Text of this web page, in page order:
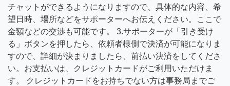
チャットができるようになりますので、具体的な内容、希
望日時、場所などをサポーターへお伝えください。ここで
金額などの交渉も可能です。 3.サポーターが「引き受け
る」ボタンを押したら、依頼者様側で決済が可能になりま
すので、詳細が決まりましたら、前払い決済をしてくださ
い。お支払いは、クレジットカードがご利用いただけま
す。 クレジットカードをお持ちでない方は事務局までご